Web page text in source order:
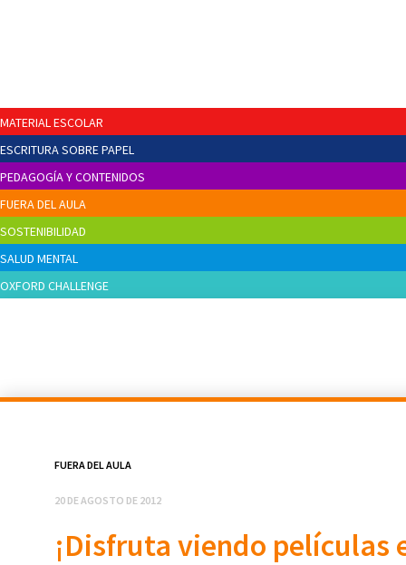
MATERIAL ESCOLAR
ESCRITURA SOBRE PAPEL
PEDAGOGÍA Y CONTENIDOS
FUERA DEL AULA
SOSTENIBILIDAD
SALUD MENTAL
OXFORD CHALLENGE
FUERA DEL AULA
20 DE AGOSTO DE 2012
¡Disfruta viendo películas